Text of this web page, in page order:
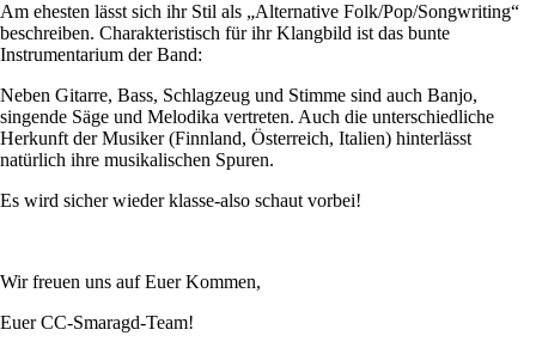
Am ehesten lässt sich ihr Stil als „Alternative Folk/Pop/Songwriting“
beschreiben. Charakteristisch für ihr Klangbild ist das bunte
Instrumentarium der Band:
Neben Gitarre, Bass, Schlagzeug und Stimme sind auch Banjo,
singende Säge und Melodika vertreten. Auch die unterschiedliche
Herkunft der Musiker (Finnland, Österreich, Italien) hinterlässt
natürlich ihre musikalischen Spuren.
Es wird sicher wieder klasse-also schaut vorbei!
Wir freuen uns auf Euer Kommen,
Euer CC-Smaragd-Team!